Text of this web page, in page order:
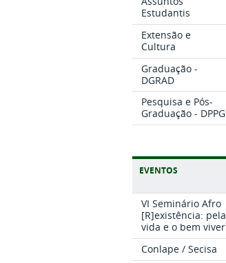
Estudantis
Extensão e
Cultura
Graduação -
DGRAD
Pesquisa e Pós-
Graduação - DPPG
EVENTOS
VI Seminário Afro
[R]existência: pela
vida e o bem viver
Conlape / Secisa